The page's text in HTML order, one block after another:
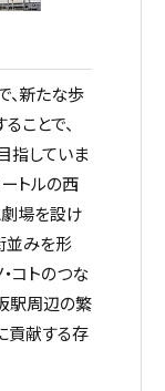
、新たな歩
ことで、
指していま
トルの西
場を設け
並みを形
コトのつな
駅周辺の繁
貢献する存